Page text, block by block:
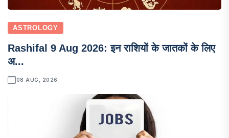
ASTROLOGY
Rashifal 9 Aug 2026: इन राशियों के जातकों के लिए
अ...
08 AUG, 2026